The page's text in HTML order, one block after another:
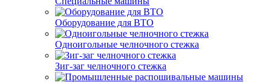
Оборудование для ВТО
Одноигольные челночного стежка
Зиг-заг челночного стежка